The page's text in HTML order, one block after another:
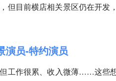
但目前横店相关景区仍在开发
演员-特约演员
工作很累、收入微薄……这些